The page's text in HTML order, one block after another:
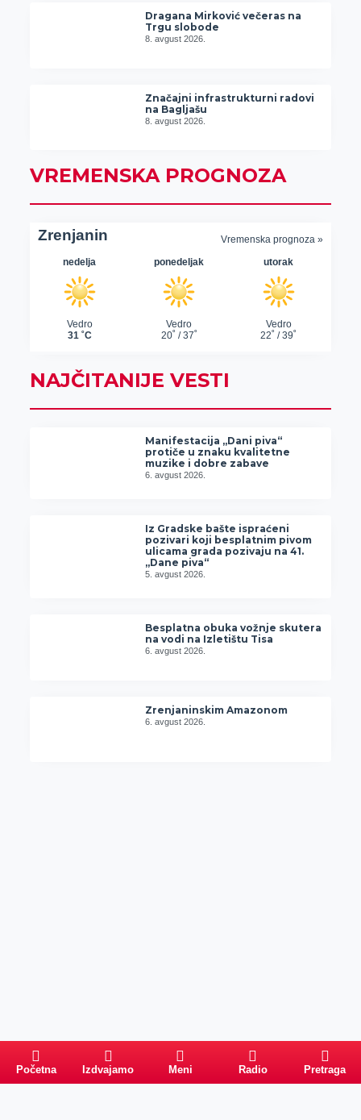
Dragana Mirković večeras na
Trgu slobode
8. avgust 2026.
Značajni infrastrukturni radovi
na Bagljašu
8. avgust 2026.
VREMENSKA PROGNOZA
NAJČITANIJE VESTI
Manifestacija „Dani piva“
protiče u znaku kvalitetne
muzike i dobre zabave
6. avgust 2026.
Iz Gradske bašte ispraćeni
pozivari koji besplatnim pivom
ulicama grada pozivaju na 41.
„Dane piva“
5. avgust 2026.
Besplatna obuka vožnje skutera
na vodi na Izletištu Tisa
6. avgust 2026.
Zrenjaninskim Amazonom
6. avgust 2026.
Početna Izdvajamo Meni Radio Pretraga